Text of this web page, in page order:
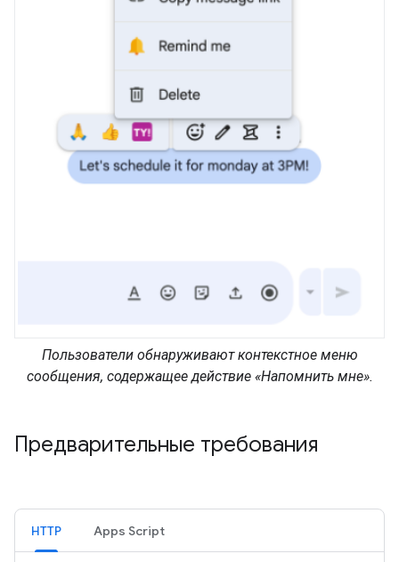
Пользователи обнаруживают контекстное меню
сообщения, содержащее действие «Напомнить мне».
Предварительные требования
HTTP Apps Script